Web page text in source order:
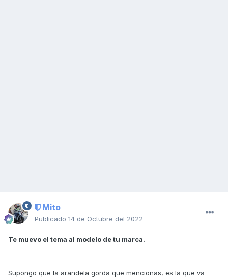
Mito
Publicado 14 de Octubre del 2022
Te muevo el tema al modelo de tu marca.
Supongo que la arandela gorda que mencionas, es la que va